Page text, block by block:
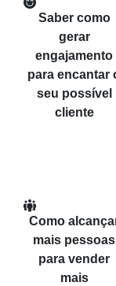
Saber como
gerar
engajamento
para encantar
seu possível
cliente
Como
mais pessoas
para vender
mais